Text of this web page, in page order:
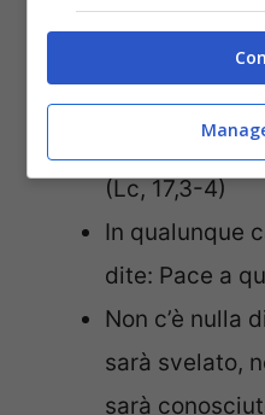
discepoli:
tuo fratello ti
rimproveralo.
quello che ha
(Lc, 17,3-4)
In qualunque
dite: Pace a
Non c’è nulla
sarà svelato,
sarà